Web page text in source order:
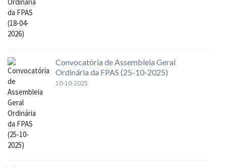
Convocatória de Assembleia Geral
Ordinária da FPAS (25-10-2025)
10-10-2025